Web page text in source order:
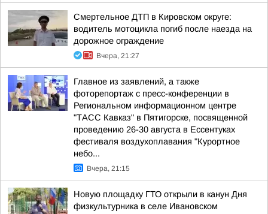
Смертельное ДТП в Кировском округе:
водитель мотоцикла погиб после наезда на
дорожное ограждение
Вчера, 21:27
Главное из заявлений, а также
фоторепортаж с пресс-конференции в
Региональном информационном центре
"ТАСС Кавказ" в Пятигорске, посвященной
проведению 26-30 августа в Ессентуках
фестиваля воздухоплавания "Курортное
небо...
Вчера, 21:15
Новую площадку ГТО открыли в канун Дня
физкультурника в селе Ивановском